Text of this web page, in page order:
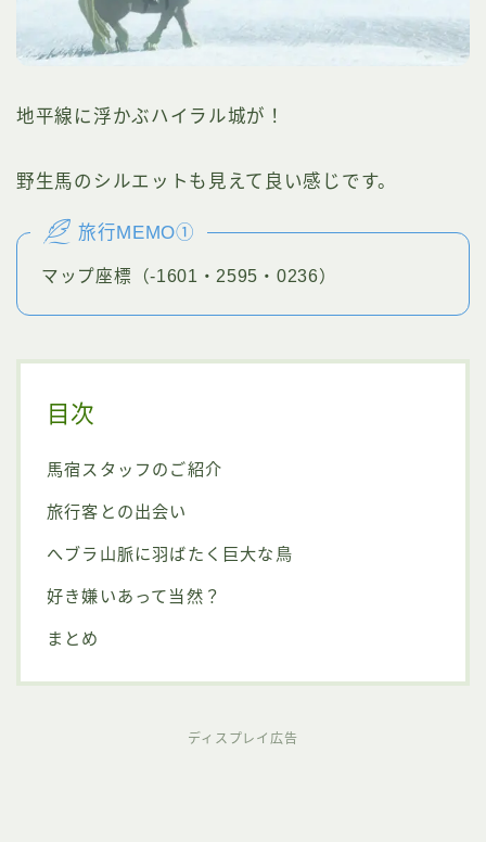
地平線に浮かぶハイラル城が！
野生馬のシルエットも見えて良い感じです。
旅行MEMO①
マップ座標（-1601・2595・0236）
目次
馬宿スタッフのご紹介
旅行客との出会い
へブラ山脈に羽ばたく巨大な鳥
好き嫌いあって当然？
まとめ
ディスプレイ広告